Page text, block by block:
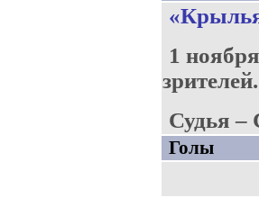
1
зрителей.
Судья –
Голы